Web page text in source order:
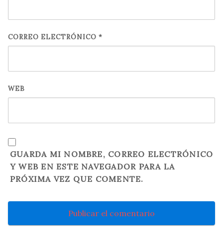
CORREO ELECTRÓNICO *
WEB
GUARDA MI NOMBRE, CORREO ELECTRÓNICO
Y WEB EN ESTE NAVEGADOR PARA LA
PRÓXIMA VEZ QUE COMENTE.